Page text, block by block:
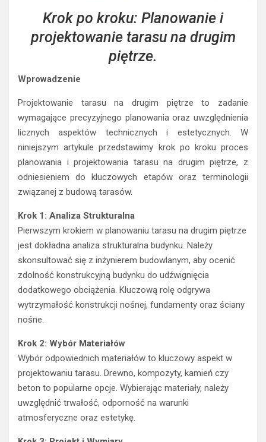
Krok po kroku: Planowanie i
projektowanie tarasu na drugim
piętrze.
Wprowadzenie
Projektowanie tarasu na drugim piętrze to zadanie
wymagające precyzyjnego planowania oraz uwzględnienia
licznych aspektów technicznych i estetycznych. W
niniejszym artykule przedstawimy krok po kroku proces
planowania i projektowania tarasu na drugim piętrze, z
odniesieniem do kluczowych etapów oraz terminologii
związanej z budową tarasów.
Krok 1: Analiza Strukturalna
Pierwszym krokiem w planowaniu tarasu na drugim piętrze
jest dokładna analiza strukturalna budynku. Należy
skonsultować się z inżynierem budowlanym, aby ocenić
zdolność konstrukcyjną budynku do udźwignięcia
dodatkowego obciążenia. Kluczową rolę odgrywa
wytrzymałość konstrukcji nośnej, fundamenty oraz ściany
nośne.
Krok 2: Wybór Materiałów
Wybór odpowiednich materiałów to kluczowy aspekt w
projektowaniu tarasu. Drewno, kompozyty, kamień czy
beton to popularne opcje. Wybierając materiały, należy
uwzględnić trwałość, odporność na warunki
atmosferyczne oraz estetykę.